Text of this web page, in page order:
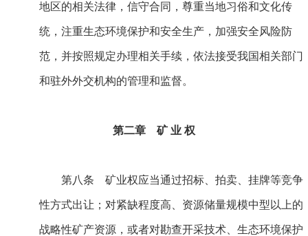
地区的相关法律，信守合同，尊重当地习俗和文化传
统，注重生态环境保护和安全生产，加强安全风险防
范，并按照规定办理相关手续，依法接受我国相关部门
和驻外外交机构的管理和监督。
第二章 矿 业 权
第八条 矿业权应当通过招标、拍卖、挂牌等竞争
性方式出让；对紧缺程度高、资源储量规模中型以上的
战略性矿产资源，或者对勘查开采技术、生态环境保护